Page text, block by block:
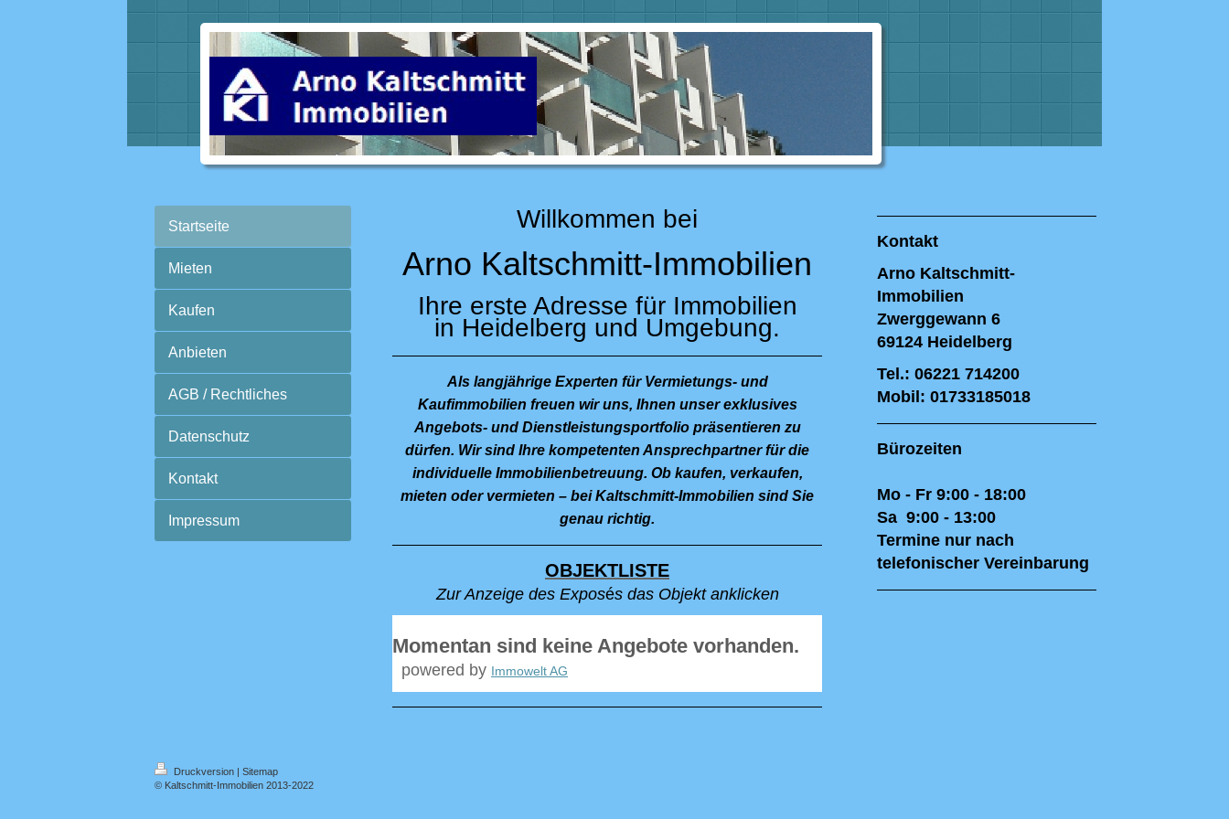
Startseite
Mieten
Kaufen
Anbieten
AGB / Rechtliches
Datenschutz
Kontakt
Impressum
Willkommen bei
Arno Kaltschmitt-Immobilien
Ihre erste Adresse für Immobilien
in Heidelberg und Umgebung.
Als langjährige Experten für Vermietungs- und
Kaufimmobilien freuen wir uns, Ihnen unser exklusives
Angebots- und Dienstleistungsportfolio präsentieren zu
dürfen. Wir sind Ihre kompetenten Ansprechpartner für die
individuelle Immobilienbetreuung. Ob kaufen, verkaufen,
mieten oder vermieten – bei Kaltschmitt-Immobilien sind Sie
genau richtig.
OBJEKTLISTE
Zur Anzeige des Exposés das Objekt anklicken
Momentan sind keine Angebote vorhanden.
powered by Immowelt AG
Kontakt
Arno Kaltschmitt-
Immobilien
Zwerggewann 6
69124 Heidelberg
Tel.: 06221 714200
Mobil: 01733185018
Bürozeiten
Mo - Fr 9:00 - 18:00
Sa 9:00 - 13:00
Termine nur nach
telefonischer Vereinbarung
Druckversion | Sitemap
© Kaltschmitt-Immobilien 2013-2022